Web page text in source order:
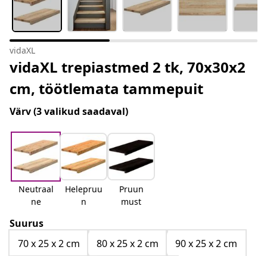
vidaXL
vidaXL trepiastmed 2 tk, 70x30x2
cm, töötlemata tammepuit
Värv(3 valikud saadaval)
Neutraal
ne
Helepruu
n
Pruun
must
Suurus
70 x 25 x 2 cm
80 x 25 x 2 cm
90 x 25 x 2 cm